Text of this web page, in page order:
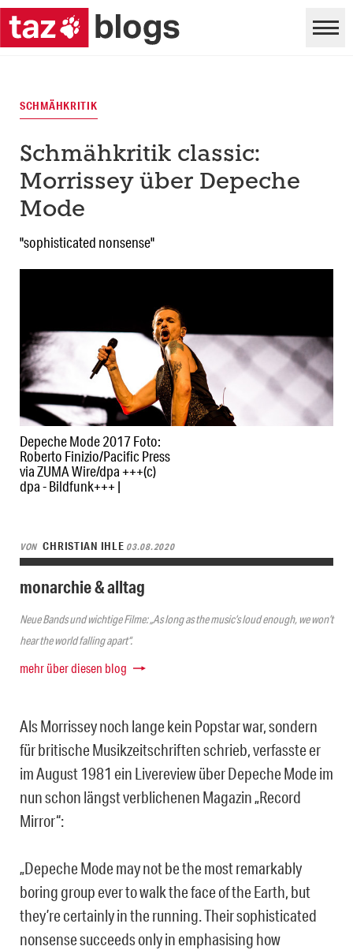
Depeche Mode 2017 Foto:
Roberto Finizio/Pacific Press
via ZUMA Wire/dpa +++(c)
dpa - Bildfunk+++ |
SCHMÄHKRITIK
Schmähkritik classic:
Morrissey über Depeche
Mode
"sophisticated nonsense"
VON CHRISTIAN IHLE 03.08.2020
monarchie & alltag
Neue Bands und wichtige Filme: „As long as the music’s loud enough, we won’t
hear the world falling apart“.
mehr über diesen blog
Als Morrissey noch lange kein Popstar war, sondern
für britische Musikzeitschriften schrieb, verfasste er
im August 1981 ein Livereview über Depeche Mode im
nun schon längst verblichenen Magazin „Record
Mirror“:
„Depeche Mode may not be the most remarkably
boring group ever to walk the face of the Earth, but
they’re certainly in the running. Their sophisticated
nonsense succeeds only in emphasising how